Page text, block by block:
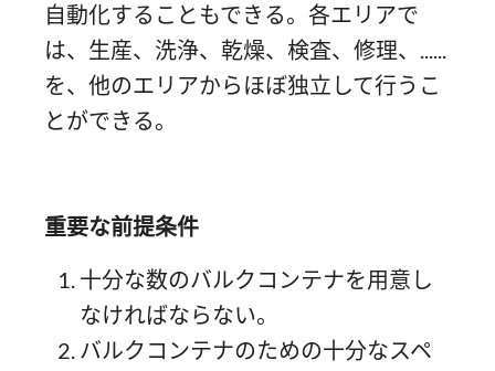
自動化することもできる。各エリアで
は、生産、洗浄、乾燥、検査、修理、......
を、他のエリアからほぼ独立して行うこ
とができる。
重要な前提条件
十分な数のバルクコンテナを用意し
なければならない。
バルクコンテナのための十分なスペ